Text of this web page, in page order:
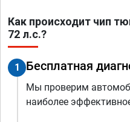
Как происходит чип
72 л.с.?
1 Бесплатная
Мы проверим
наиболее